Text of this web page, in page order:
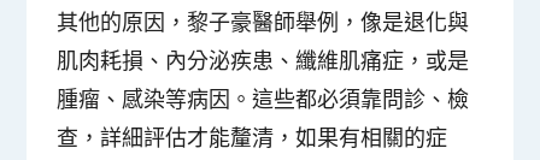
其他的原因，黎子豪醫師舉例，像是退化與
肌肉耗損、內分泌疾患、纖維肌痛症，或是
腫瘤、感染等病因。這些都必須靠問診、檢
查，詳細評估才能釐清，如果有相關的症